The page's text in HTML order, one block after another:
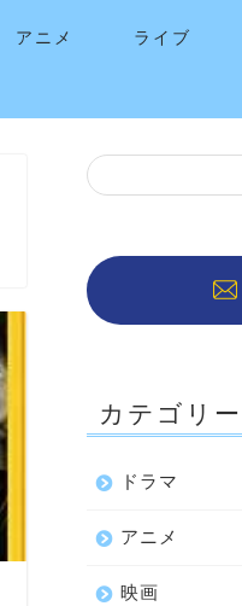
アニメ ライブ
カテゴリー
ドラマ
アニメ
映画